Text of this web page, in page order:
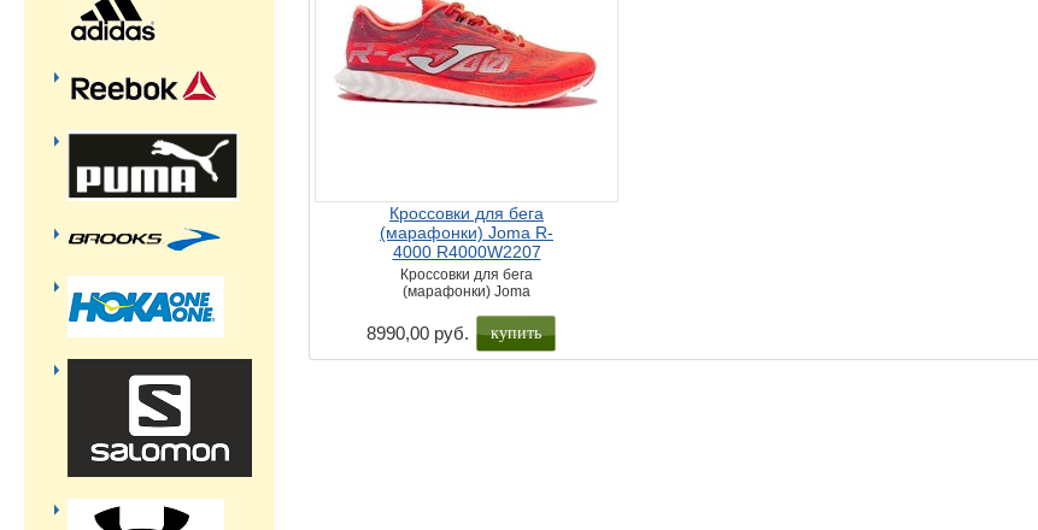
Кроссовки для бега
(марафонки) Joma R-
4000 R4000W2207
Кроссовки для бега
(марафонки) Joma
8990,00 руб. купить